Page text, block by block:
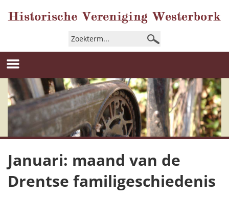
Januari: maand van de
Drentse familigeschiedenis